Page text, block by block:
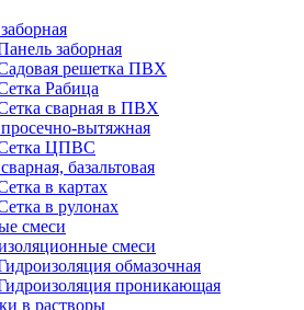
заборная
решетка ПВХ
Рабица
сварная в ПВХ
вытяжная
ЦПВС
базальтовая
в картах
в рулонах
смеси
смеси
обмазочная
проникающая
в растворы